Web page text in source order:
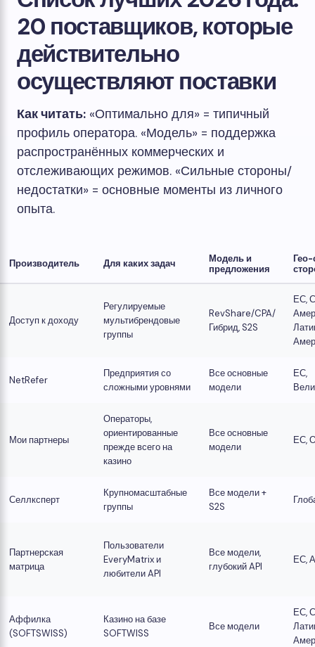
20 поставщиков, которые
действительно
осуществляют поставки
Как читать: «Оптимально для» = типичный
профиль оператора. «Модель» = поддержка
распространённых коммерческих и
отслеживающих режимов. «Сильные стороны/
недостатки» = основные моменты из личного
опыта.
Производитель Для каких задач
Модель и
предложения
Доступ к доходу
Регулируемые
мультибрендовые
группы
RevShare/CPA/
Гибрид, S2S
ЕС,
NetRefer
Предприятия со
сложными уровнями
Все основные
модели
ЕС,
Мои партнеры
Операторы,
ориентированные
прежде всего на
казино
Все основные
модели
ЕС,
Селлксперт
Крупномасштабные
группы
Все модели +
S2S
Партнерская
матрица
Пользователи
EveryMatrix и
любители API
Все модели,
глубокий API
ЕС,
Аффилка
(SOFTSWISS)
Казино на базе
SOFTWISS
Все модели
ЕС,